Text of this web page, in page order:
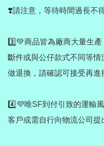
❣️請注意，等待時間過長不
3️⃣💚商品皆為廠商大量生
斷件或與公仔款式不同等
做退換，請確認可接受再進
4️⃣💜唯SF到付引致的運輸
客戶或需自行向物流公司提